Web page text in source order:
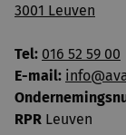
3001 Leuven
Tel: 016 52 59 00
E-mail:
RPR Leuven